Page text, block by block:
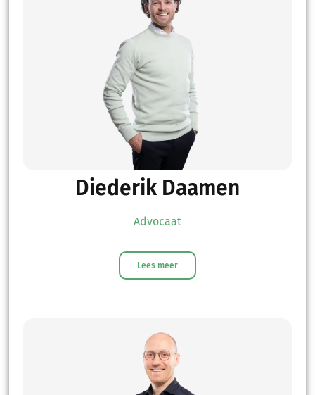
Diederik Daamen
Advocaat
Lees meer